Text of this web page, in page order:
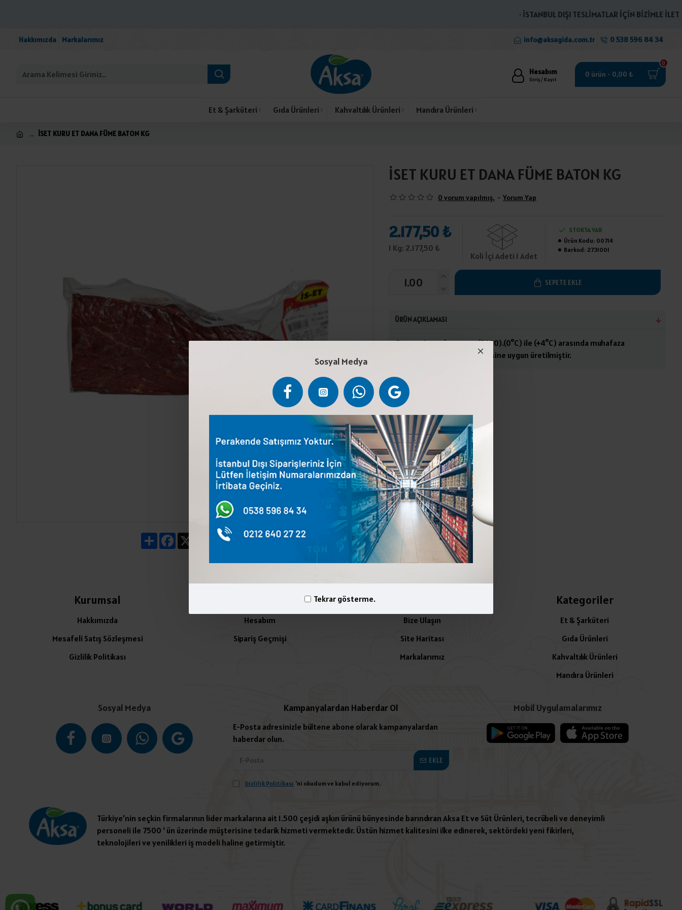
Sosyal Medya
Tekrar gösterme.
· İSTANBUL DIŞI TESLİMATLAR İÇİN BİZİMLE
Hakkımızda Markalarımız info@aksagida.com.tr 0 538 596 84 34
Hesabım
Giriş / Kayıt
0 ürün - 0,00 ₺
0
Et & Şarküteri Gıda Ürünleri Kahvaltılık Ürünleri Mandıra Ürünleri
İSET KURU ET DANA FÜME BATON KG
ShareFacebook Pinterest
WhatsApp
Email
İSET KURU ET DANA FÜME BATON KG
0 yorum yapılmış. - Yorum Yap
2.177,50 ₺
1 Kg: 2.177,50 ₺
Koli İçi Adeti 1 Adet
STOKTA VAR
Ürün Kodu: 00714
Barkod: 2731001
SEPETE EKLE
ÜRÜN AÇIKLAMASI
Dana eti, tuz, koruyucu (E250).(0°C) ile (+4°C) arasında muhafaza
edilmelidir.Türk Gıda Kodeksine uygun üretilmiştir.
Kurumsal
Hakkımızda
Mesafeli Satış Sözleşmesi
Gizlilik Politikası
Hesabım
Sipariş Geçmişi
Bize Ulaşın
Site Haritası
Markalarımız
Kategoriler
Et & Şarküteri
Gıda Ürünleri
Kahvaltılık Ürünleri
Mandıra Ürünleri
Sosyal Medya Kampanyalardan Haberdar Ol
E-Posta adresinizle bültene abone olarak kampanyalardan
haberdar olun.
EKLE
Gizlilik Politikası 'ni okudum ve kabul ediyorum.
Mobil Uygulamalarımız
Türkiye’nin seçkin firmalarının lider markalarına ait 1.500 çeşidi aşkın ürünü bünyesinde barındıran Aksa Et ve Süt Ürünleri, tecrübeli ve deneyimli
personeli ile 7500 ‘ ün üzerinde müşterisine tedarik hizmeti vermektedir. Üstün hizmet kalitesini ilke edinerek, sektördeki yeni fikirleri,
teknolojileri ve yenilikleri iş modeli haline getirmiştir.